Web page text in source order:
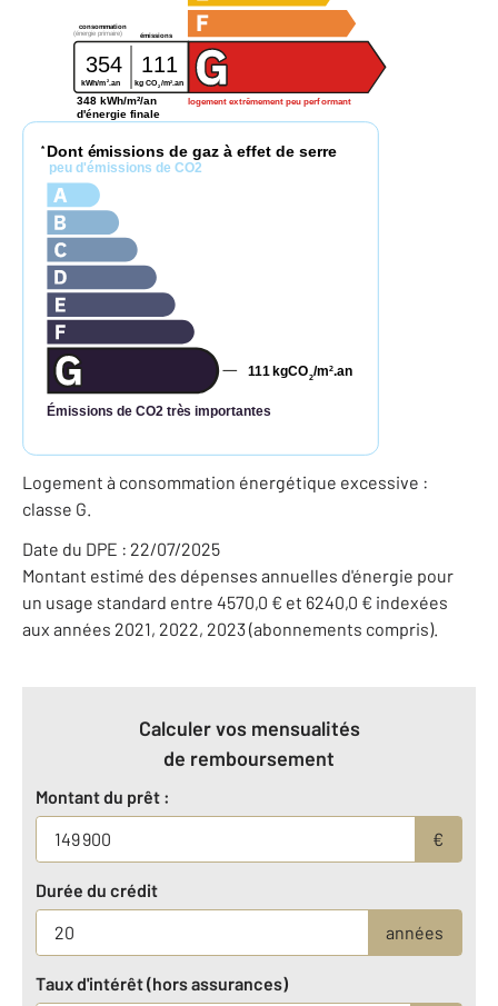
logement extrêmement peu performant
consommation
émissions
(énergie primaire)
354 111
kWh/m2.an kg CO2/m2 .an
348 kWh/m²/an
d'énergie finale
* Dont émissions de gaz à effet de serre
peu d'émissions de CO2
Émissions de CO2 très importantes
kgCO2/m2.an
111
Logement à consommation énergétique excessive :
classe G.
Date du DPE : 22/07/2025
Montant estimé des dépenses annuelles d'énergie pour
un usage standard entre 4570,0 € et 6240,0 € indexées
aux années 2021, 2022, 2023 (abonnements compris).
Calculer vos mensualités
de remboursement
Montant du prêt :
€
Durée du crédit
années
Taux d'intérêt (hors assurances)